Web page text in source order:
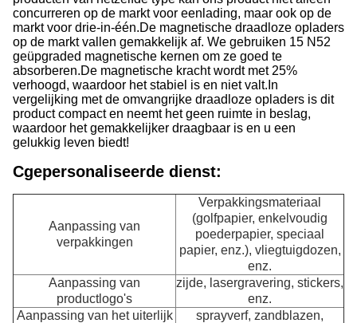
concurreren op de markt voor eenlading, maar ook op de
markt voor drie-in-één.De magnetische draadloze opladers
op de markt vallen gemakkelijk af. We gebruiken 15 N52
geüpgraded magnetische kernen om ze goed te
absorberen.De magnetische kracht wordt met 25%
verhoogd, waardoor het stabiel is en niet valt. In
vergelijking met de omvangrijke draadloze opladers is dit
product compact en neemt het geen ruimte in beslag,
waardoor het gemakkelijker draagbaar is en u een
gelukkig leven biedt!
Cgepersonaliseerde dienst:
Aanpassing van
verpakkingen
Verpakkingsmateriaal
(golfpapier, enkelvoudig
poederpapier, speciaal
papier, enz.), vliegtuigdozen,
enz.
Aanpassing van
productlogo's
zijde, lasergravering, stickers,
enz.
Aanpassing van het uiterlijk
sprayverf, zandblazen,